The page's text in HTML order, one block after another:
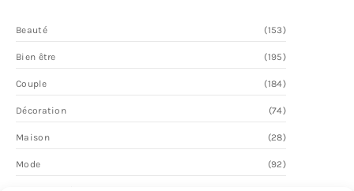
Beauté (153)
Bien être (195)
Couple (184)
Décoration (74)
Maison (28)
Mode (92)